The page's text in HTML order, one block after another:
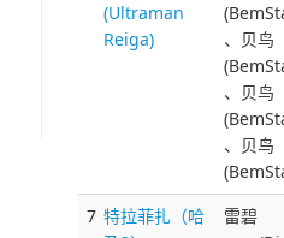
(Ultraman
Reiga)
、贝鸟
、贝鸟
、贝鸟
7 特拉菲扎（哈
雷碧